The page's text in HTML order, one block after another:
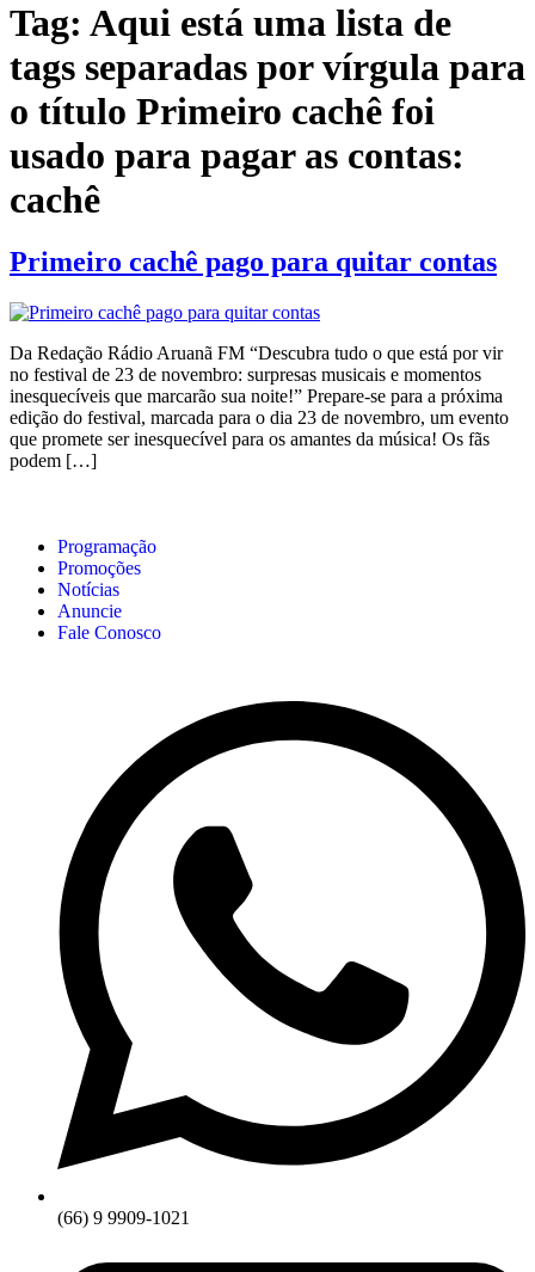
Tag: Aqui está uma lista de
tags separadas por vírgula para
o título Primeiro cachê foi
usado para pagar as contas:
cachê
Primeiro cachê pago para quitar contas
Da Redação Rádio Aruanã FM “Descubra tudo o que está por vir
no festival de 23 de novembro: surpresas musicais e momentos
inesquecíveis que marcarão sua noite!” Prepare-se para a próxima
edição do festival, marcada para o dia 23 de novembro, um evento
que promete ser inesquecível para os amantes da música! Os fãs
podem […]
Programação
Promoções
Notícias
Anuncie
Fale Conosco
(66) 9 9909-1021